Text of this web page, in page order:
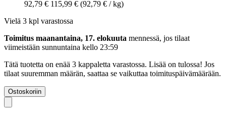
92,79 € 115,99 € (92,79 € / kg)
Vielä 3 kpl varastossa
Toimitus maanantaina, 17. elokuuta mennessä, jos tilaat
viimeistään sunnuntaina kello 23:59
Tätä tuotetta on enää 3 kappaletta varastossa. Lisää on tulossa! Jos
tilaat suuremman määrän, saattaa se vaikuttaa toimituspäivämäärään.
Ostoskoriin